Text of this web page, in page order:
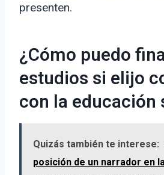
presenten.
¿Cómo puedo
estudios si elijo
con la educación
Quizás también te interese:
posición de un narrador en